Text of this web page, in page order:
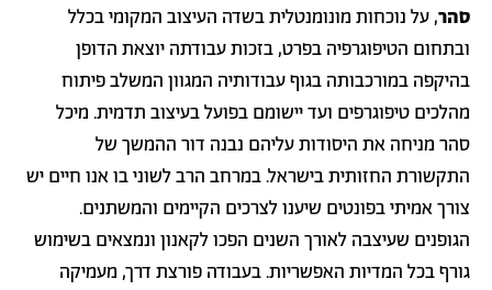
סהר, על נוכחות מונומנטלית בשדה העיצוב המקומי בכלל
ובתחום הטיפוגרפיה בפרט, בזכות עבודתה יוצאת הדופן
בהיקפה במורכבותה בגוף עבודותיה המגוון המשלב פיתוח
מהלכים טיפוגרפים ועד יישומם בפועל בעיצוב תדמית. מיכל
סהר מניחה את היסודות עליהם נבנה דור ההמשך של
התקשורת החזותית בישראל. במרחב הרב לשוני בו אנו חיים יש
צורך אמיתי בפונטים שיענו לצרכים הקיימים והמשתנים.
הגופנים שעיצבה לאורך השנים הפכו לקאנון ונמצאים בשימוש
גורף בכל המדיות האפשריות. בעבודה פורצת דרך, מעמיקה